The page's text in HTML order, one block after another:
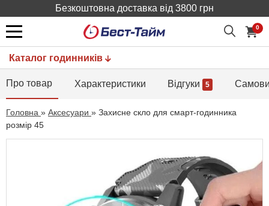
Безкоштовна доставка від 3800 грн
0
Каталог годинників
Про товар Характеристики Відгуки 5
Головна » Аксесуари » Захисне скло для смарт-годинника
розмір 45